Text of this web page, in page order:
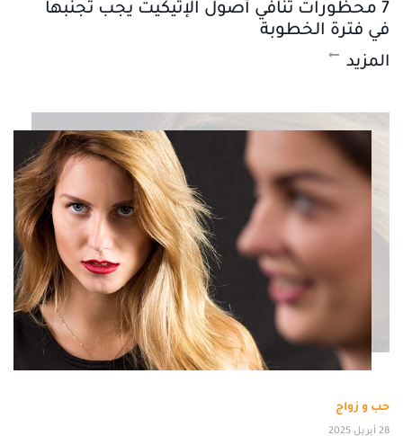
7 محظورات تنافي أصول الإتيكيت يجب تجنبها
في فترة الخطوبة
المزيد
حب و زواج
28 أبريل 2025